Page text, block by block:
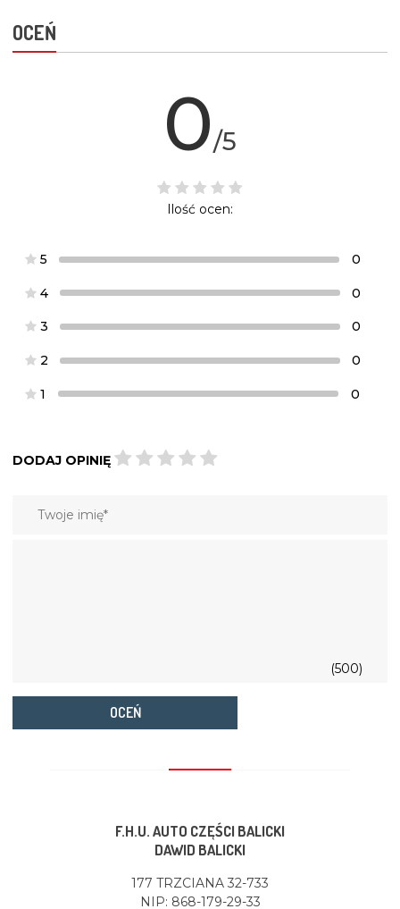
OCEŃ
0/5
Ilość ocen:
5 0
4 0
3 0
2 0
1 0
DODAJ OPINIĘ
(500)
OCEŃ
F.H.U. AUTO CZĘŚCI BALICKI
DAWID BALICKI
177 TRZCIANA 32-733
NIP: 868-179-29-33